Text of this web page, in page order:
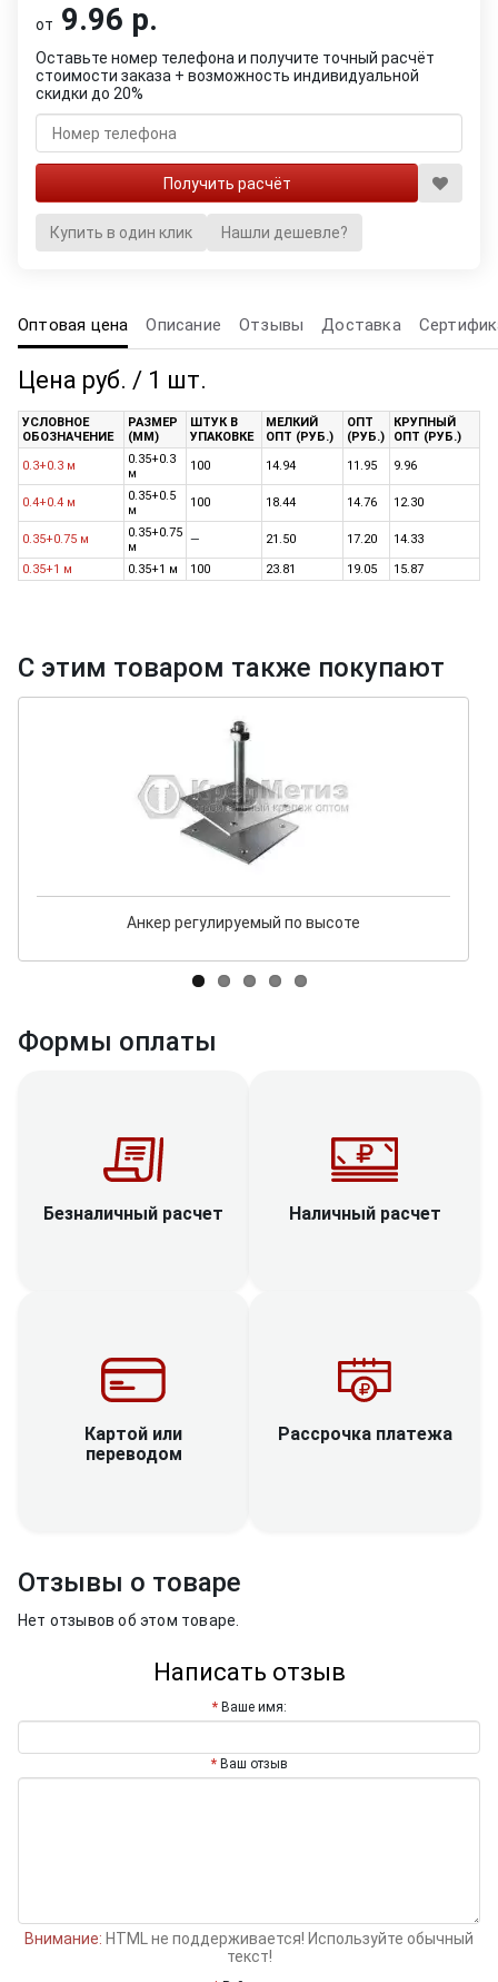
от 9.96 р.
Оставьте номер телефона и получите точный расчёт
стоимости заказа + возможность индивидуальной
скидки до 20%
Купить в один клик Нашли дешевле?
Оптовая цена Описание Отзывы Доставка
Цена руб. / 1 шт.
УСЛОВНОЕ
ОБОЗНАЧЕНИЕ
РАЗМЕР
(ММ)
ШТУК В
УПАКОВКЕ
МЕЛКИЙ
ОПТ (РУБ.)
ОПТ
(РУБ.)
КРУПНЫЙ
ОПТ (РУБ.)
0.3+0.3 м
0.35+0.3
м
100 14.94 11.95 9.96
0.4+0.4 м
0.35+0.5
м
100 18.44 14.76 12.30
0.35+0.75 м
0.35+0.75
м
21.50 17.20 14.33
0.35+1 м 0.35+1 м 100 23.81 19.05 15.87
С этим товаром также покупают
Анкер регулируемый по высоте
Формы оплаты
Безналичный расчет Наличный расчет
Картой или
переводом
Рассрочка платежа
Отзывы о товаре
Нет отзывов об этом товаре.
Написать отзыв
Ваше имя:
Ваш отзыв
Внимание: HTML не поддерживается! Используйте обычный
текст!